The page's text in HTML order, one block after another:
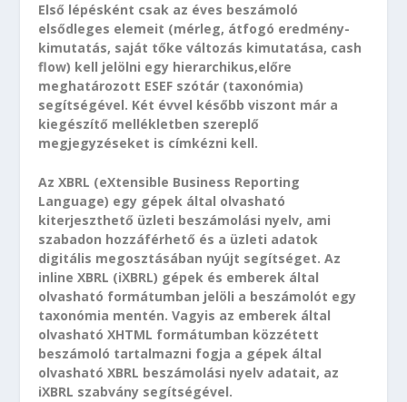
Első lépésként csak az éves beszámoló
elsődleges elemeit (mérleg, átfogó eredmény-
kimutatás, saját tőke változás kimutatása, cash
flow) kell jelölni egy hierarchikus,előre
meghatározott ESEF szótár (taxonómia)
segítségével. Két évvel később viszont már a
kiegészítő mellékletben szereplő
megjegyzéseket is címkézni kell.
Az XBRL (eXtensible Business Reporting
Language) egy gépek által olvasható
kiterjeszthető üzleti beszámolási nyelv, ami
szabadon hozzáférhető és a üzleti adatok
digitális megosztásában nyújt segítséget. Az
inline XBRL (iXBRL) gépek és emberek által
olvasható formátumban jelöli a beszámolót egy
taxonómia mentén. Vagyis az emberek által
olvasható XHTML formátumban közzétett
beszámoló tartalmazni fogja a gépek által
olvasható XBRL beszámolási nyelv adatait, az
iXBRL szabvány segítségével.